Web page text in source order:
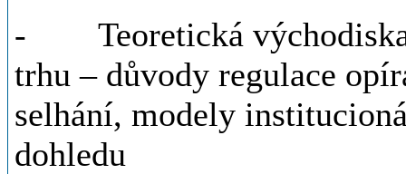
- Teoretická východiska
trhu – důvody regulace
selhání, modely
dohledu